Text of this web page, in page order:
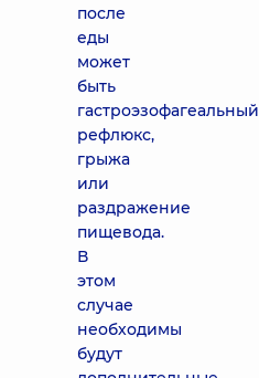
после
еды
может
быть
гастроэзофагеальный
рефлюкс,
грыжа
или
раздражение
пищевода.
В
этом
случае
необходимы
будут